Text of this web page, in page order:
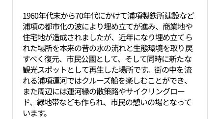
1960年代末から70年代にかけて浦項製鉄所建設など
浦項の都市化の波により埋め立てが進み、商業地や
住宅地が造成されましたが、近年になり埋め立てら
れた場所を本来の昔の水の流れと生態環境を取り戻
すべく復元、市民公園として、そして同時に新たな
観光スポットとして再生した場所です。街の中を流
れる浦項運河ではクルーズ船を楽しむことができ、
また周辺には運河縁の散策路やサイクリングロー
ド、緑地帯なども作られ、市民の憩いの場となって
います。